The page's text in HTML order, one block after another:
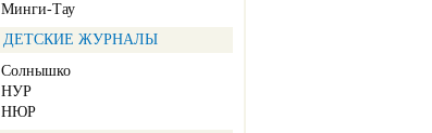
Минги-Тау
ДЕТСКИЕ ЖУРНАЛЫ
Солнышко
НУР
НЮР